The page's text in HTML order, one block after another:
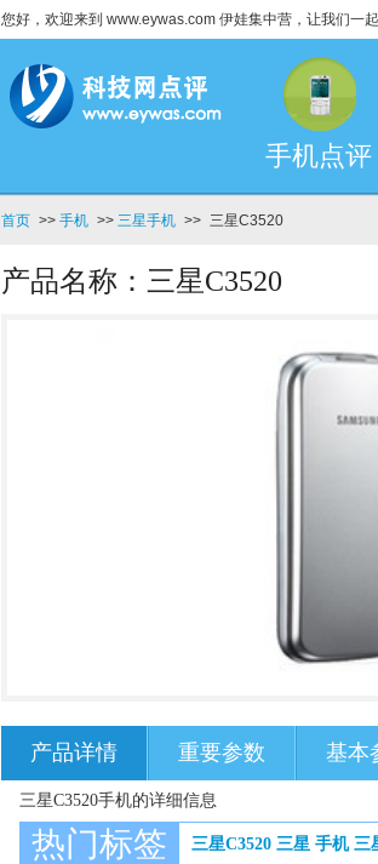
您好，欢迎来到 www.eywas.com 伊娃集中营，让我们一
手机点评
首页 >> 手机 >> 三星手机 >> 三星C3520
产品名称：三星C3520
产品详情 重要参数 基本
三星C3520手机的详细信息
热门标签 三星C3520 三星 手机 三